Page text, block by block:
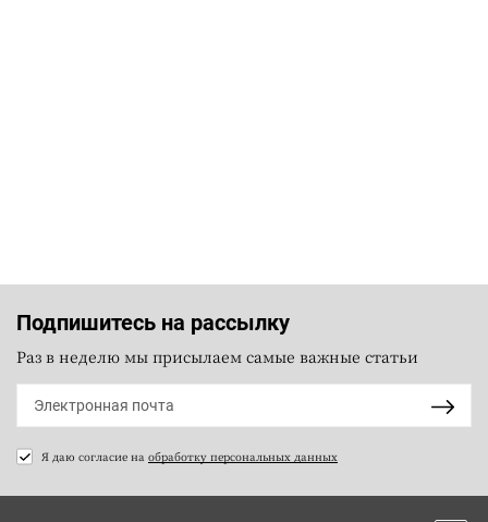
Подпишитесь на рассылку
Раз в неделю мы присылаем самые важные статьи
Я даю согласие на обработку персональных данных